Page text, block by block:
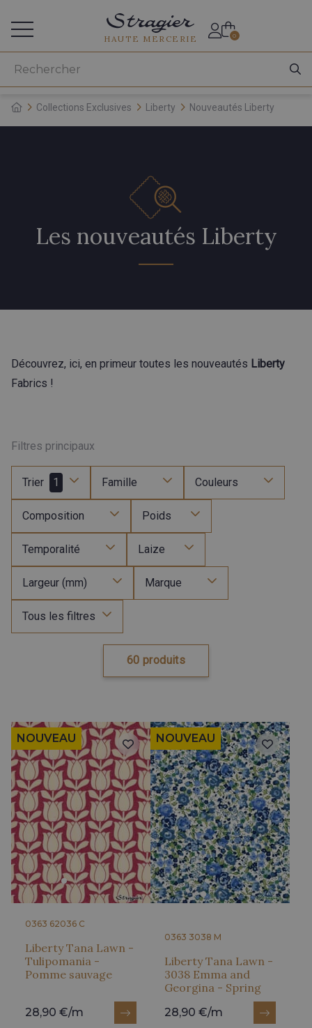
HAUTE MERCERIE 0
Collections Exclusives Liberty Nouveautés Liberty
Les nouveautés Liberty
Découvrez, ici, en primeur toutes les nouveautés Liberty
Fabrics !
Filtres principaux
Trier 1 Famille Couleurs
Composition Poids
Temporalité Laize
Largeur (mm) Marque
Tous les filtres
60 produits
NOUVEAU
0363 62036 C
Liberty Tana Lawn -
Tulipomania -
Pomme sauvage
28,90 €/m
NOUVEAU
0363 3038 M
Liberty Tana Lawn -
3038 Emma and
Georgina - Spring
28,90 €/m